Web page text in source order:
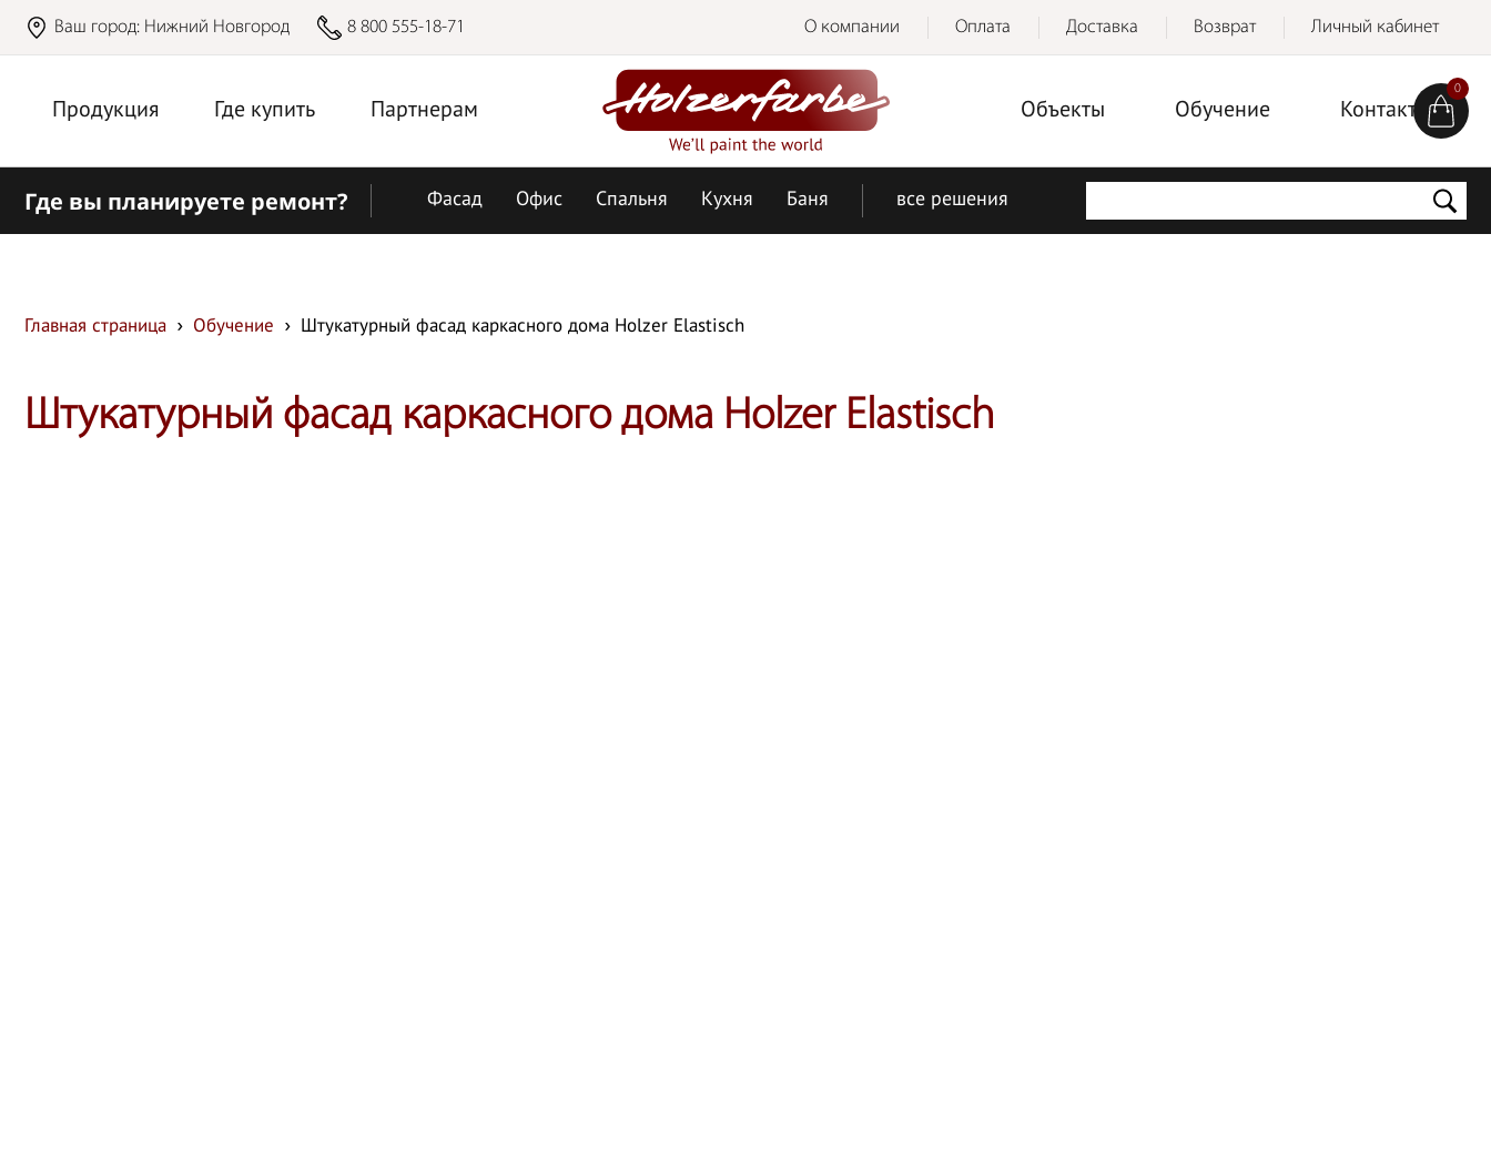
Ваш город: Нижний Новгород 8 800 555-18-71 О компании Оплата Доставка Возврат Личный кабинет
Продукция Где купить Партнерам Объекты Обучение Контакты
Где вы планируете ремонт? Фасад Офис Спальня Кухня Баня все решения
Главная страница Обучение Штукатурный фасад каркасного дома Holzer Elastisch
Штукатурный фасад каркасного дома Holzer Elastisch
0